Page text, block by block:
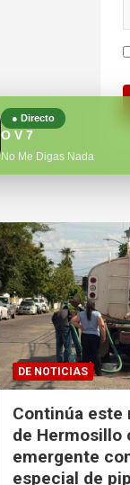
● Directo
O V 7
No Me Digas Nada
DE NOTICIAS
Continúa este
de Hermosillo
emergente
especial de